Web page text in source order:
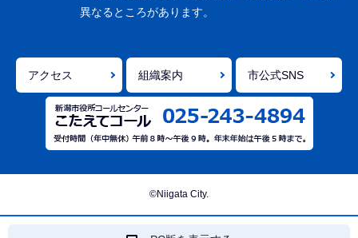
で
異なるところがあります。
アクセス 組織案内 市公式SNS
©Niigata City.